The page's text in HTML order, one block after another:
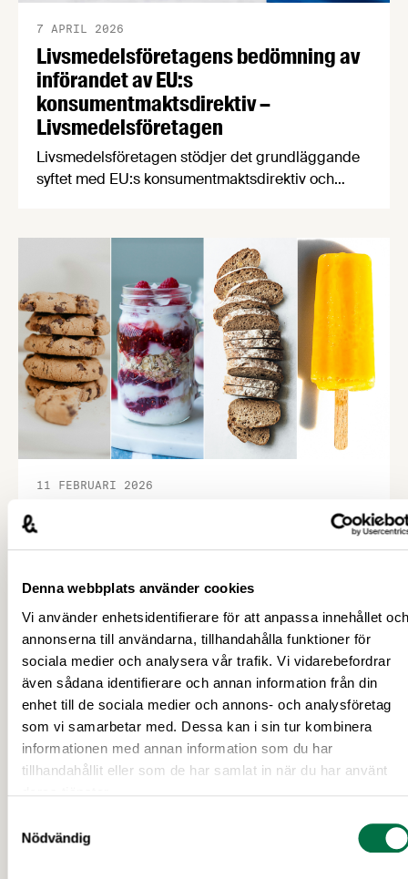
Denna webbplats använder cookies
Vi använder enhetsidentifierare för att anpassa innehållet och
annonserna till användarna, tillhandahålla funktioner för
sociala medier och analysera vår trafik. Vi vidarebefordrar
även sådana identifierare och annan information från din
enhet till de sociala medier och annons- och analysföretag
som vi samarbetar med. Dessa kan i sin tur kombinera
informationen med annan information som du har
tillhandahållit eller som de har samlat in när du har använt
Nödvändig
Livsmedelsföretagens bedömning av
införandet av EU:s
konsumentmaktsdirektiv –
Livsmedelsföretagen
7 APRIL 2026
Livsmedelsföretagen stödjer det grundläggande
syftet med EU:s konsumentmaktsdirektiv och
upprepade möten vägrar Regeringskansliet och
Konsumentverket att klargöra vad som gäller
kring övergångsregler. Därför ger
Livsmedelsföretagen nu sin samlade bedömning
till medlemsföretagen.
Livsmedelsindustrin sätter nya mål för
bättre matvanor –
Livsmedelsföretagen
11 FEBRUARI 2026
För att förstärka arbetet för goda matvanor har
fyra branschorganisationer och deras
medlemsföretag satt upp åtaganden och mål för
mindre salt, mindre socker och för
energimärkning. Först ut är sötade smaksatta
mjölkprodukter, matbröd, glass samt kaffebröd,
kex och kakor, och fler åtaganden kommer senare
i vår. Åtagandena är frivilliga och målen tar sikte
på 2030. …
Senaste nytt